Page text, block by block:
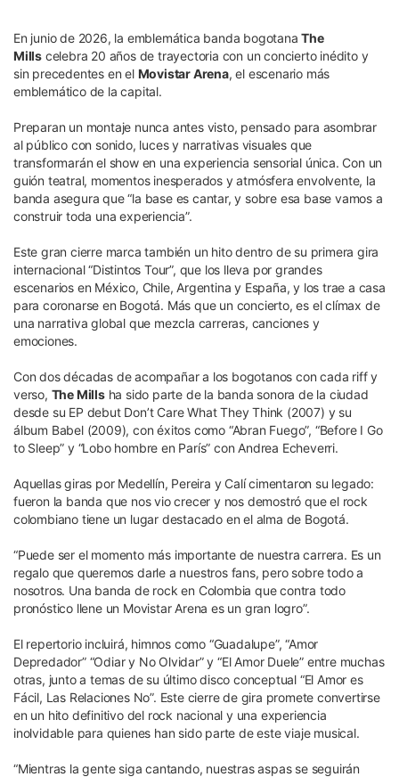
En junio de 2026, la emblemática banda bogotanaThe
Mills celebra 20 años de trayectoria con un concierto inédito y
sin precedentes en el Movistar Arena, el escenario más
emblemático de la capital.
Preparan un montaje nunca antes visto, pensado para asombrar
al público con sonido, luces y narrativas visuales que
transformarán el show en una experiencia sensorial única. Con un
guión teatral, momentos inesperados y atmósfera envolvente, la
banda asegura que “la base es cantar, y sobre esa base vamos a
construir toda una experiencia”.
Este gran cierre marca también un hito dentro de su primera gira
internacional “Distintos Tour”, que los lleva por grandes
escenarios en México, Chile, Argentina y España, y los trae a casa
para coronarse en Bogotá. Más que un concierto, es el clímax de
una narrativa global que mezcla carreras, canciones y
emociones.
Con dos décadas de acompañar a los bogotanos con cada riff y
verso, The Millsha sido parte de la banda sonora de la ciudad
desde su EP debut Don’t Care What They Think (2007) y su
álbum Babel (2009), con éxitos como “Abran Fuego”, “Before I Go
to Sleep” y “Lobo hombre en París” con Andrea Echeverri.
Aquellas giras por Medellín, Pereira y Calí cimentaron su legado:
fueron la banda que nos vio crecer y nos demostró que el rock
colombiano tiene un lugar destacado en el alma de Bogotá.
“Puede ser el momento más importante de nuestra carrera. Es un
regalo que queremos darle a nuestros fans, pero sobre todo a
nosotros. Una banda de rock en Colombia que contra todo
pronóstico llene un Movistar Arena es un gran logro”.
El repertorio incluirá, himnos como “Guadalupe”, “Amor
Depredador” “Odiar y No Olvidar” y “El Amor Duele” entre muchas
otras, junto a temas de su último disco conceptual “El Amor es
Fácil, Las Relaciones No”. Este cierre de gira promete convertirse
en un hito definitivo del rock nacional y una experiencia
inolvidable para quienes han sido parte de este viaje musical.
“Mientras la gente siga cantando, nuestras aspas se seguirán